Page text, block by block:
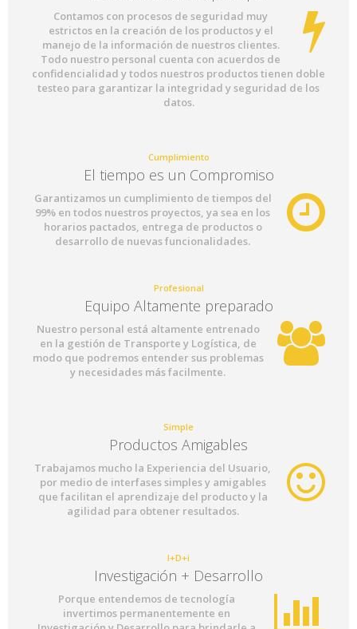
Contamos con procesos de seguridad muy
estrictos en la creación de los productos y el
manejo de la información de nuestros clientes.
Todo nuestro personal cuenta con acuerdos de
confidencialidad y todos nuestros productos tienen doble
testeo para garantizar la integridad y seguridad de los
datos.
Cumplimiento
El tiempo es un Compromiso
Garantizamos un cumplimiento de tiempos del
99% en todos nuestros proyectos, ya sea en los
horarios pactados, entrega de productos o
desarrollo de nuevas funcionalidades.
Profesional
Equipo Altamente preparado
Nuestro personal está altamente entrenado
en la gestión de Transporte y Logística, de
modo que podremos entender sus problemas
y necesidades más facilmente.
Simple
Productos Amigables
Trabajamos mucho la Experiencia del Usuario,
por medio de interfases simples y amigables
que facilitan el aprendizaje del producto y la
agilidad para obtener resultados.
I+D+i
Investigación + Desarrollo
Porque entendemos de tecnología
invertimos permanentemente en